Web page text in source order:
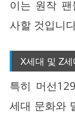
이는 원작
사할 것입니
X세대 및 Z
특히 머선
세대 문화와